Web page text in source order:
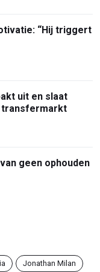
“Hij triggert
uit en slaat
transfermarkt
geen ophouden
Jonathan Milan